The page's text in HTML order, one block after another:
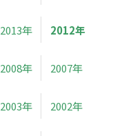
2013年 2012年
2008年 2007年
2003年 2002年